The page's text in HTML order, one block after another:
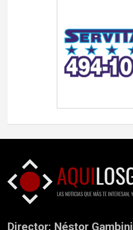
Director: Néstor Gambini